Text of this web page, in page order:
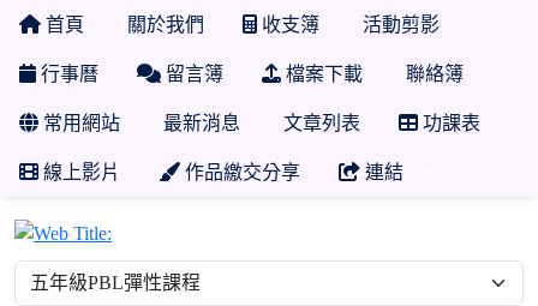
首頁 關於我們 收支簿 活動剪影
行事曆 留言簿 檔案下載 聯絡簿
常用網站 最新消息 文章列表 功課表
線上影片 作品繳交分享 連結